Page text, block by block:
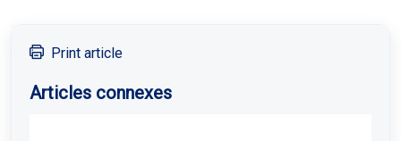
Print article
Articles connexes